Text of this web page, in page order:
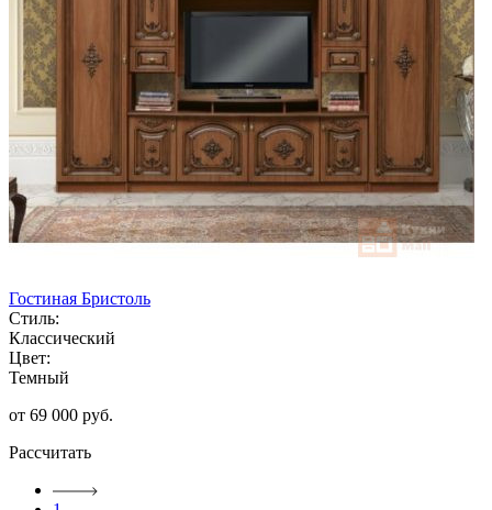
Гостиная Бристоль
Стиль:
Классический
Цвет:
Темный
от 69 000 руб.
Рассчитать